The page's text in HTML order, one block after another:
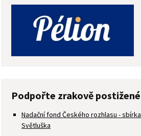
Podpořte zrakově postižené
Nadační fond Českého rozhlasu - sbírka
Světluška